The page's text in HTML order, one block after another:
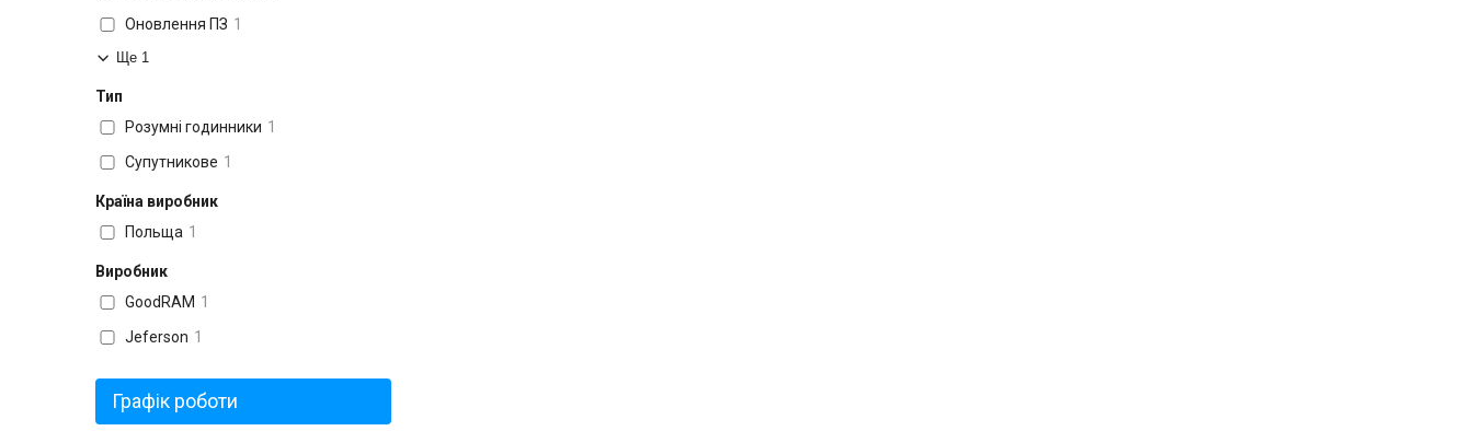
Оновлення ПЗ 1
Ще 1
Тип
Розумні годинники 1
Супутникове 1
Країна виробник
Польща 1
Виробник
GoodRAM 1
Jeferson 1
Графік роботи